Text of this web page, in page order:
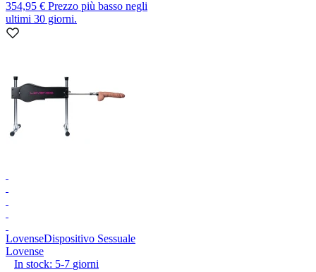
354,95 € Prezzo più basso negli
ultimi 30 giorni.
LovenseDispositivo Sessuale
Lovense
In stock: 5-7 giorni